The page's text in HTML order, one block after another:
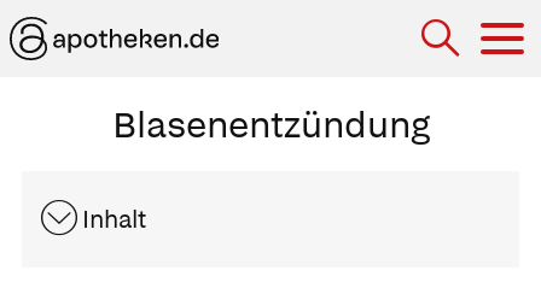
Blasenentzündung
Inhalt